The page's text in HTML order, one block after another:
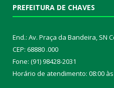
PREFEITURA DE CHAVES
End.: Av. Praça da Bandeira, SN
CEP: 68880 .000
Fone: (91) 98428-2031
Horário de atendimento: 08:00